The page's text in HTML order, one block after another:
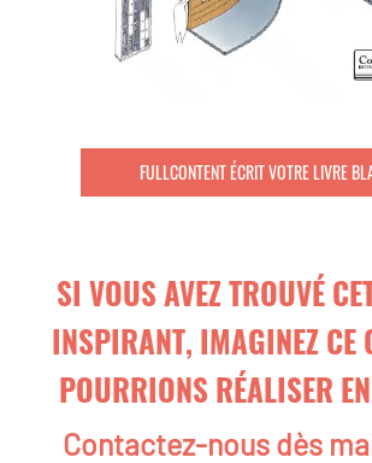
FULLCONTENT ÉCRIT VOTRE LIVRE
SI VOUS AVEZ TROUVÉ
INSPIRANT, IMAGINEZ CE
POURRIONS RÉALISER
Contactez-nous dès